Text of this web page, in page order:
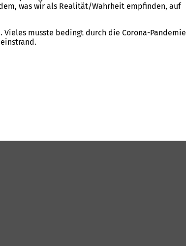
was wir als Realität/Wahrheit empfinden, auf
musste bedingt durch die Corona-Pandemie